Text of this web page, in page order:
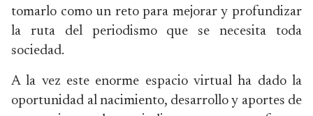
tomarlo como un reto para mejorar y profundizar
la ruta del periodismo que se necesita toda
sociedad.
A la vez este enorme espacio virtual ha dado la
oportunidad al nacimiento, desarrollo y aportes de